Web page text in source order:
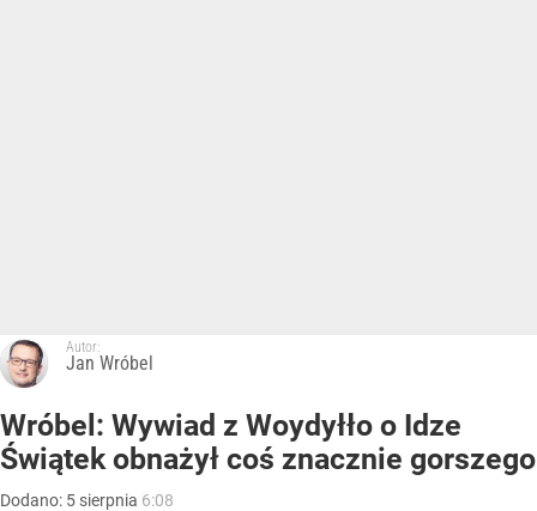
Autor:
Jan Wróbel
Wróbel: Wywiad z Woydyłło o Idze
Świątek obnażył coś znacznie gorszego
Dodano: 5 sierpnia 6:08